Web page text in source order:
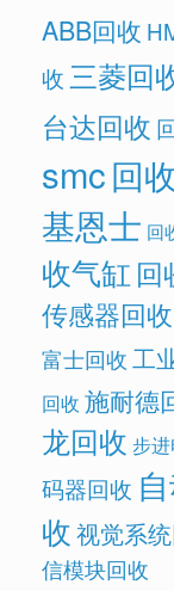
ABB回收
收 三菱回
台达回收
smc回
基恩士 回
收气缸 回
传感器回收
富士回收 工
回收 施耐德
龙回收 步
码器回收
收视觉系
信模块回收